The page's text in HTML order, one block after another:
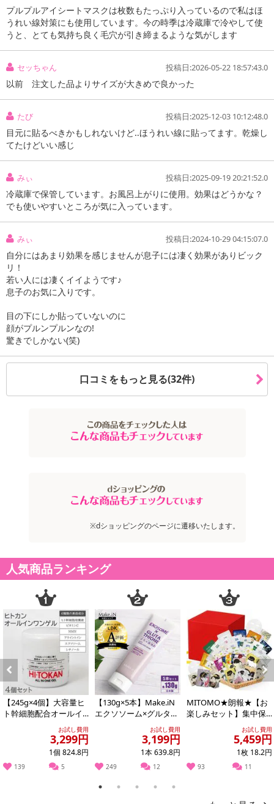
見た目年齢でお悩みの方、目元集中ケアに特化にしたアイマス
話題の成分プロテオグリカン(保湿成分)に3種類のコラーゲン(保湿成
・セット内容：60枚入(両目30回分)×2袋
・原材料/材質/素材：水、グリセリン、DPG、エタノール、BG、ゴ
ボウ根エキス、レモン果実エキス、オランダガラシ葉/ 茎エキス、
8、水溶性コラーゲン、加水分解コラーゲン、サクシニルアテロコラ
ン、アルギン酸Na、キサンタンガム、ポリソルベート80、フェノキ
シエタノール、メチルパラベン
注意事項
【賞味・消費期限のある商品について】
商品到着時点でのお日持ち期間は、配送日数などにより異なります
のでご了承ください。
【キャンセルについて】
※お申込み後のキャンセルはお受けできません。
記載されている内容を必ずご確認いただき、お届けする商品セット
にご納得いただきましたうえでお申し込みください。
※パッケージ変更や商品リニューアル（成分など含む）等により、
参考の掲載画像や画像内のバーコードなど、お届け商品と多少異な
る場合がございます。
また、[新たな加工食品の原料原産地表示制度]の経過措置期間の終
了により、商品詳細内に記載の原産国・原材料の表記が旧表記の場
プルプルアイシートマスクは枚数もたっぷり入っているので私はほ
うれい線対策にも使用しています。今の時季は冷蔵庫で冷やして使
うと、とても気持ち良く毛穴が引き締まるような気がします
セッちゃん 投稿日:2026-05-22 18:57:43.0
以前 注文した品よりサイズが大きめで良かった
たび 投稿日:2025-12-03 10:12:48.0
目元に貼るべきかもしれないけど‥ほうれい線に貼ってます。乾燥し
てたけどいい感じ
みぃ 投稿日:2025-09-19 20:21:52.0
冷蔵庫で保管しています。お風呂上がりに使用。効果はどうかな？
でも使いやすいところが気に入っています。
みぃ 投稿日:2024-10-29 04:15:07.0
自分にはあまり効果を感じませんが息子には凄く効果がありビック
リ！
若い人には凄くイイようです♪
息子のお気に入りです。
目の下にしか貼っていないのに
顔がプルンプルンなの!
驚きでしかない(笑)
口コミをもっと見る(32件)
※dショッピングのページに遷移いたします。
人気商品ランキング
Previous
【245g×4個】大容量ヒ
ト幹細胞配合オールイ
お試し費用
3,299円
1個 824.8円
139 5
【130g×5本】Make.iN
エクソソーム×グルタチ
オン どろ×泡洗顔お試し費用
3,199円
1本 639.8円
249 12
MITOMO★朗報★【お
楽しみセット】集中保
湿マスクパック100枚増
お試し費用
5,459円
1枚 18.2円
93 11
Next
1 2 3 4 5